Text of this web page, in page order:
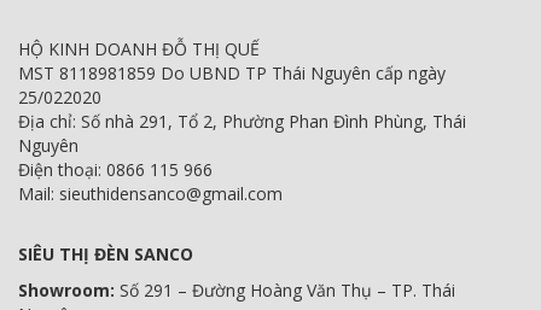
HỘ KINH DOANH ĐỖ THỊ QUẾ
MST 8118981859 Do UBND TP Thái Nguyên cấp ngày
25/022020
Địa chỉ: Số nhà 291, Tổ 2, Phường Phan Đình Phùng, Thái
Nguyên
Điện thoại: 0866 115 966
Mail: sieuthidensanco@gmail.com
SIÊU THỊ ĐÈN SANCO
Showroom: Số 291 – Đường Hoàng Văn Thụ – TP. Thái